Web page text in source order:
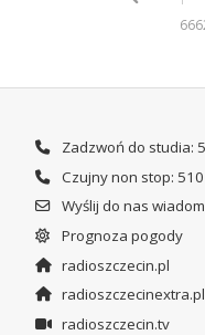
Zadzwoń do studia:
Czujny non stop:
Wyślij do nas
Prognoza pogody
radioszczecin.pl
radioszczecinextra.pl
radioszczecin.tv